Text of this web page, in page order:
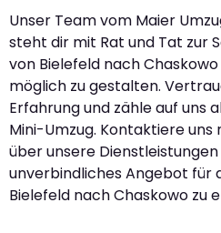
Unser Team vom Maier
steht dir mit Rat und Tat zur
von Bielefeld nach
möglich zu gestalten.
Erfahrung und zähle auf uns
Mini-Umzug. Kontaktiere
über unsere
unverbindliches Angebot für
Bielefeld nach Chaskowo zu